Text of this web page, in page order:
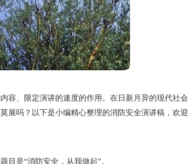
容、限定演讲的速度的作用。在日新月异的现代社会
展吗？以下是小编精心整理的消防安全演讲稿，欢迎
目是“消防安全，从我做起”。